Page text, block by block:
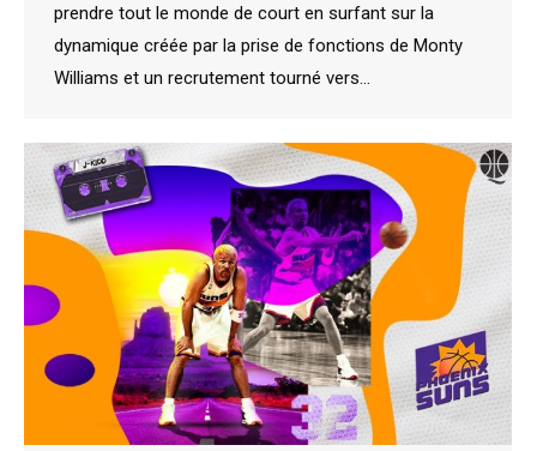
prendre tout le monde de court en surfant sur la
dynamique créée par la prise de fonctions de Monty
Williams et un recrutement tourné vers…